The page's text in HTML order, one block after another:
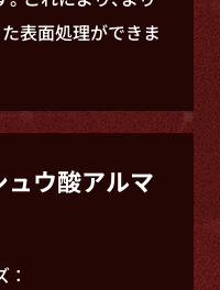
表面処理ができま
ウ酸アルマ